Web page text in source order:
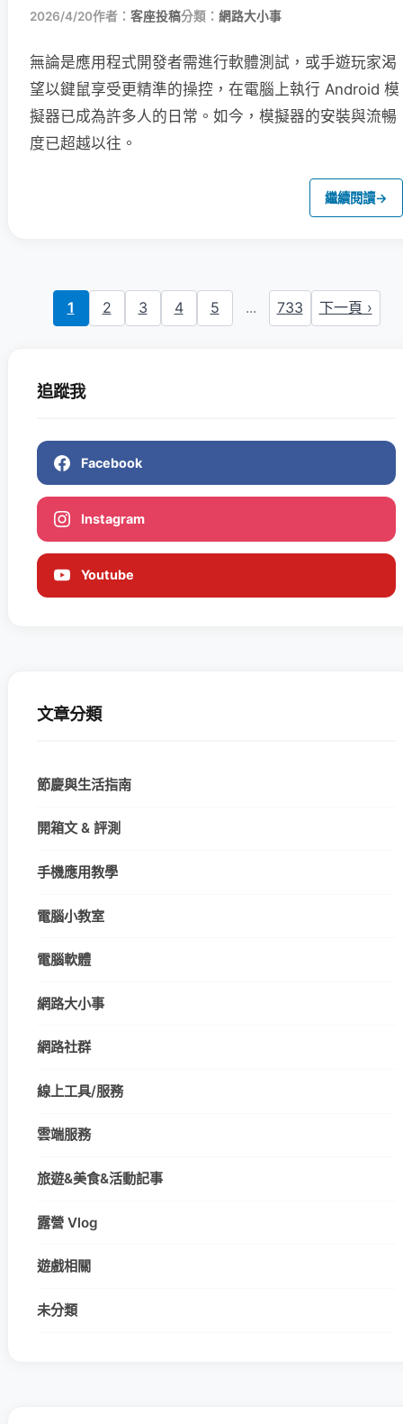
2026/4/20作者： 客座投稿分類： 網路大小事
無論是應用程式開發者需進行軟體測試，或手遊玩家渴
望以鍵鼠享受更精準的操控，在電腦上執行 Android 模
擬器已成為許多人的日常。如今，模擬器的安裝與流暢
度已超越以往。
繼續閱讀→
1 2 3 4 5 ... 733 下一頁 ›
追蹤我
Facebook
Instagram
Youtube
文章分類
節慶與生活指南
開箱文 & 評測
手機應用教學
電腦小教室
電腦軟體
網路大小事
網路社群
線上工具/服務
雲端服務
旅遊&美食&活動記事
露營 Vlog
遊戲相關
未分類